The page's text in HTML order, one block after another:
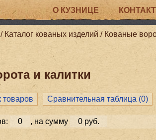
О КУЗНИЦЕ
/ Каталог кованых изделий / Кованые
и калитки
товаров Сравнительная таблица (0)
0 , на сумму 0 руб.